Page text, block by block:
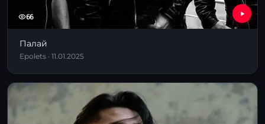
66
Палай
Epolets · 11.01.2025